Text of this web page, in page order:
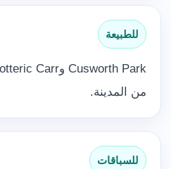
للطبيعة
من المدينة.
للسباقات